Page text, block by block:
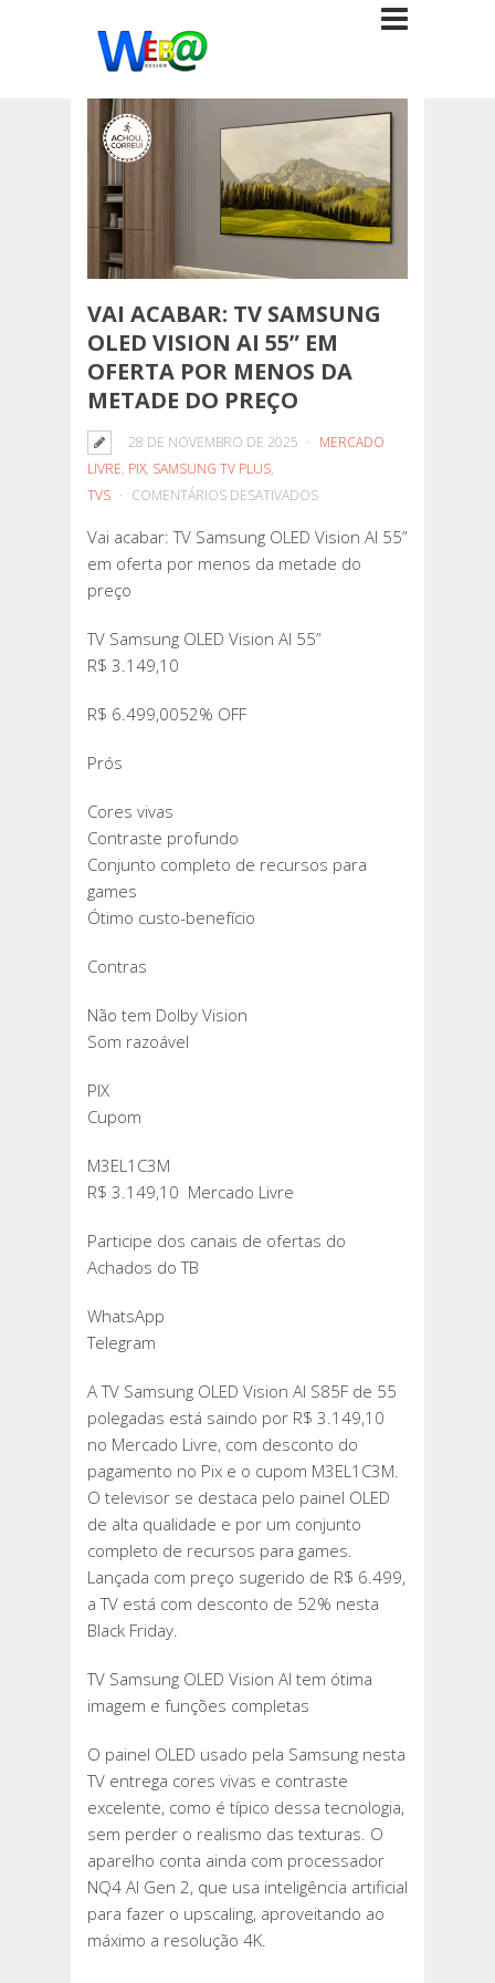
VAI ACABAR: TV SAMSUNG
OLED VISION AI 55” EM
OFERTA POR MENOS DA
METADE DO PREÇO
28 DE NOVEMBRO DE 2025
MERCADO
LIVRE, PIX, SAMSUNG TV PLUS,
TVS
COMENTÁRIOS DESATIVADOSEM
ACABAR:
TV
METADE
Vai acabar: TV Samsung OLED Vision AI 55”
em oferta por menos da metade do
preço
TV Samsung OLED Vision AI 55”
R$ 3.149,10
R$ 6.499,0052% OFF
Prós
Cores vivas
Contraste profundo
Conjunto completo de recursos para
games
Ótimo custo-benefício
Contras
Não tem Dolby Vision
Som razoável
PIX
Cupom
M3EL1C3M
R$ 3.149,10 Mercado Livre
Participe dos canais de ofertas do
Achados do TB
WhatsApp
Telegram
A TV Samsung OLED Vision AI S85F de 55
polegadas está saindo por R$ 3.149,10
no Mercado Livre, com desconto do
pagamento no Pix e o cupom M3EL1C3M.
O televisor se destaca pelo painel OLED
de alta qualidade e por um conjunto
completo de recursos para games.
Lançada com preço sugerido de R$ 6.499,
a TV está com desconto de 52% nesta
Black Friday.
TV Samsung OLED Vision AI tem ótima
imagem e funções completas
O painel OLED usado pela Samsung nesta
TV entrega cores vivas e contraste
excelente, como é típico dessa tecnologia,
sem perder o realismo das texturas. O
aparelho conta ainda com processador
NQ4 AI Gen 2, que usa inteligência artificial
para fazer o upscaling, aproveitando ao
máximo a resolução 4K.